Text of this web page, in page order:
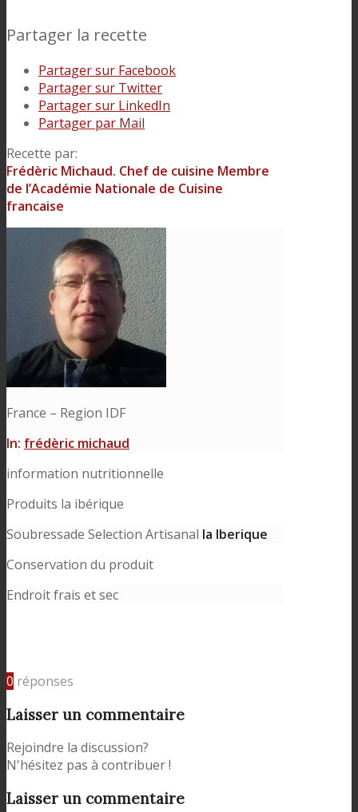
Partager la recette
Partager sur Facebook
Partager sur Twitter
Partager sur LinkedIn
Partager par Mail
Recette par:
Frédèric Michaud. Chef de cuisine Membre
de l’Académie Nationale de Cuisine
francaise
France – Region IDF
In: frédèric michaud
information nutritionnelle
Produits la ibérique
Soubressade Selection Artisanal la Iberique
Conservation du produit
Endroit frais et sec
0 réponses
Laisser un commentaire
Rejoindre la discussion?
N'hésitez pas à contribuer !
Laisser un commentaire